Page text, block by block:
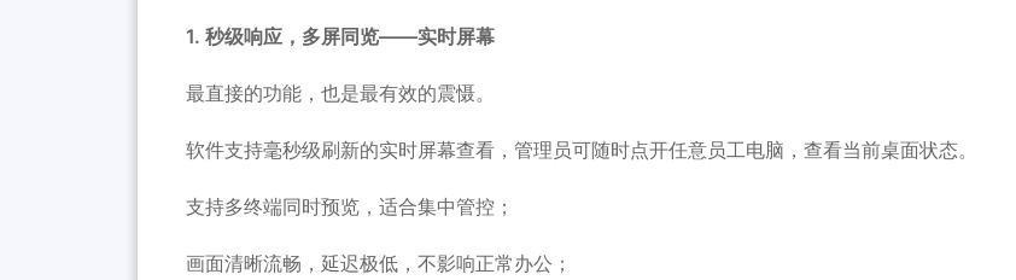
1. 秒级响应，多屏同览——实时屏幕
最直接的功能，也是最有效的震慑。
软件支持毫秒级刷新的实时屏幕查看，管理员可随时点开任意员工电脑，查看当前桌面状态。
支持多终端同时预览，适合集中管控；
画面清晰流畅，延迟极低，不影响正常办公；